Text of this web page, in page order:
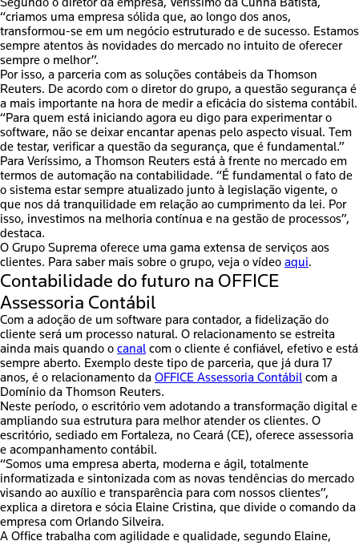
“criamos uma empresa sólida que, ao longo dos anos,
transformou-se em um negócio estruturado e de sucesso. Estamos
sempre atentos às novidades do mercado no intuito de oferecer
sempre o melhor”.
Por isso, a parceria com as soluções contábeis da Thomson
Reuters. De acordo com o diretor do grupo, a questão segurança é
a mais importante na hora de medir a eficácia do sistema contábil.
“Para quem está iniciando agora eu digo para experimentar o
software, não se deixar encantar apenas pelo aspecto visual. Tem
de testar, verificar a questão da segurança, que é fundamental.”
Para Veríssimo, a Thomson Reuters está à frente no mercado em
termos de automação na contabilidade. “É fundamental o fato de
o sistema estar sempre atualizado junto à legislação vigente, o
que nos dá tranquilidade em relação ao cumprimento da lei. Por
isso, investimos na melhoria contínua e na gestão de processos”,
destaca.
O Grupo Suprema oferece uma gama extensa de serviços aos
clientes. Para saber mais sobre o grupo, veja o vídeo aqui.
Contabilidade do futuro na OFFICE
Assessoria Contábil
Com a adoção de um software para contador, a fidelização do
cliente será um processo natural. O relacionamento se estreita
ainda mais quando o canal com o cliente é confiável, efetivo e está
sempre aberto. Exemplo deste tipo de parceria, que já dura 17
anos, é o relacionamento da OFFICE Assessoria Contábil com a
Domínio da Thomson Reuters.
Neste período, o escritório vem adotando a transformação digital e
ampliando sua estrutura para melhor atender os clientes. O
escritório, sediado em Fortaleza, no Ceará (CE), oferece assessoria
e acompanhamento contábil.
“Somos uma empresa aberta, moderna e ágil, totalmente
informatizada e sintonizada com as novas tendências do mercado
visando ao auxílio e transparência para com nossos clientes”,
explica a diretora e sócia Elaine Cristina, que divide o comando da
empresa com Orlando Silveira.
A Office trabalha com agilidade e qualidade, segundo Elaine,